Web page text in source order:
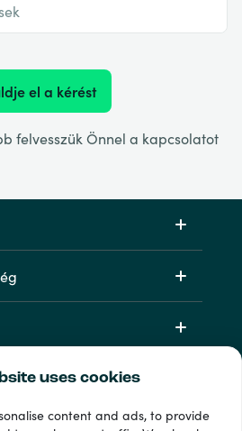
uses cookies
content and ads, to provide
el a kérést
felvesszük Önnel a kapcsolatot